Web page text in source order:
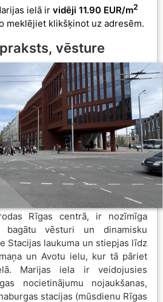
ielā ir vidēji 11.90 EUR/m2
meklējiet klikšķinot uz adresēm.
vēsture
Rīgas centrā, ir nozīmīga
vēsturi un dinamisku
Stacijas laukuma un stiepjas līdz
un Avotu ielu, kur tā pāriet
Marijas iela ir veidojusies
nocietinājumu nojaukšanas,
stacijas (mūsdienu Rīgas